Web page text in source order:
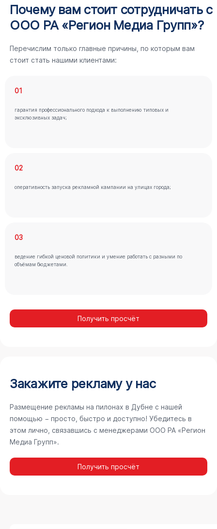
Почему вам стоит сотрудничать с
ООО РА «Регион Медиа Групп»?
Перечислим только главные причины, по которым вам
стоит стать нашими клиентами:
01
гарантия профессионального подхода к выполнению типовых и
эксклюзивных задач;
02
оперативность запуска рекламной кампании на улицах города;
03
ведение гибкой ценовой политики и умение работать с разными по
объёмам бюджетами.
Получить просчёт
Закажите рекламу у нас
Размещение рекламы на пилонах в Дубне с нашей
помощью − просто, быстро и доступно! Убедитесь в
этом лично, связавшись с менеджерами ООО РА «Регион
Медиа Групп».
Получить просчёт